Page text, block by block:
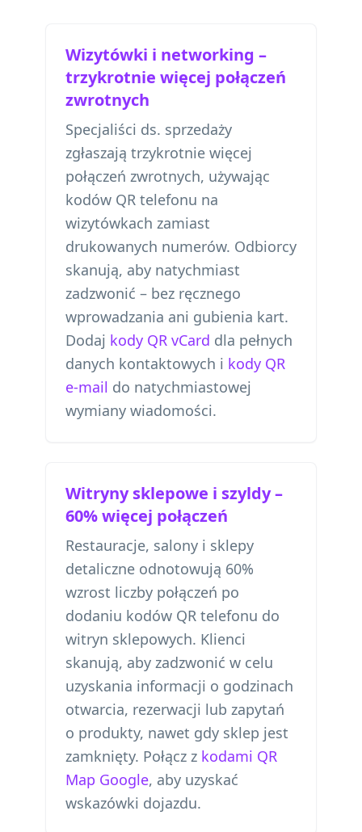
Wizytówki i networking –
trzykrotnie więcej połączeń
zwrotnych
Specjaliści ds. sprzedaży
zgłaszają trzykrotnie więcej
połączeń zwrotnych, używając
kodów QR telefonu na
wizytówkach zamiast
drukowanych numerów. Odbiorcy
skanują, aby natychmiast
zadzwonić – bez ręcznego
wprowadzania ani gubienia kart.
Dodaj kody QR vCard dla pełnych
danych kontaktowych i kody QR
e-mail do natychmiastowej
wymiany wiadomości.
Witryny sklepowe i szyldy –
60% więcej połączeń
Restauracje, salony i sklepy
detaliczne odnotowują 60%
wzrost liczby połączeń po
dodaniu kodów QR telefonu do
witryn sklepowych. Klienci
skanują, aby zadzwonić w celu
uzyskania informacji o godzinach
otwarcia, rezerwacji lub zapytań
o produkty, nawet gdy sklep jest
zamknięty. Połącz z kodami QR
Map Google, aby uzyskać
wskazówki dojazdu.